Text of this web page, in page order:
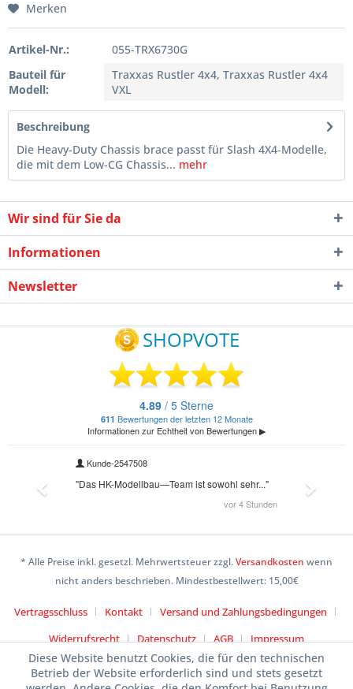
Merken
Artikel-Nr.:
055-TRX6730G
Bauteil für
Modell:
Traxxas Rustler 4x4, Traxxas Rustler 4x4
VXL
Beschreibung
Die Heavy-Duty Chassis brace passt für Slash 4X4-Modelle,
die mit dem Low-CG Chassis... mehr
Wir sind für Sie da
Informationen
Newsletter
* Alle Preise inkl. gesetzl. Mehrwertsteuer zzgl.Versandkosten wenn
nicht anders beschrieben. Mindestbestellwert: 15,00€
Vertragsschluss Kontakt
Versand und Zahlungsbedingungen
Widerrufsrecht
Datenschutz AGB Impressum
Diese Website benutzt Cookies, die für den technischen
Betrieb der Website erforderlich sind und stets gesetzt